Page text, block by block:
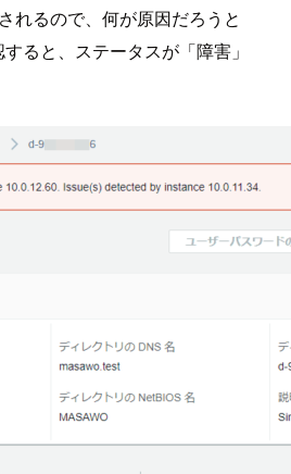
れるので、何が原因だろうと
ると、ステータスが「障害」